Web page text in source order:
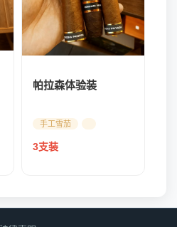
帕拉森体验装
手工雪茄
3支装